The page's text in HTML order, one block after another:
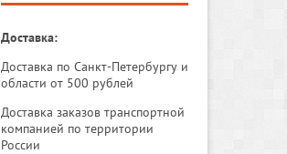
Доставка:
Доставка по Санкт-Петербургу и
области от 500 рублей
Доставка заказов транспортной
компанией по территории
России